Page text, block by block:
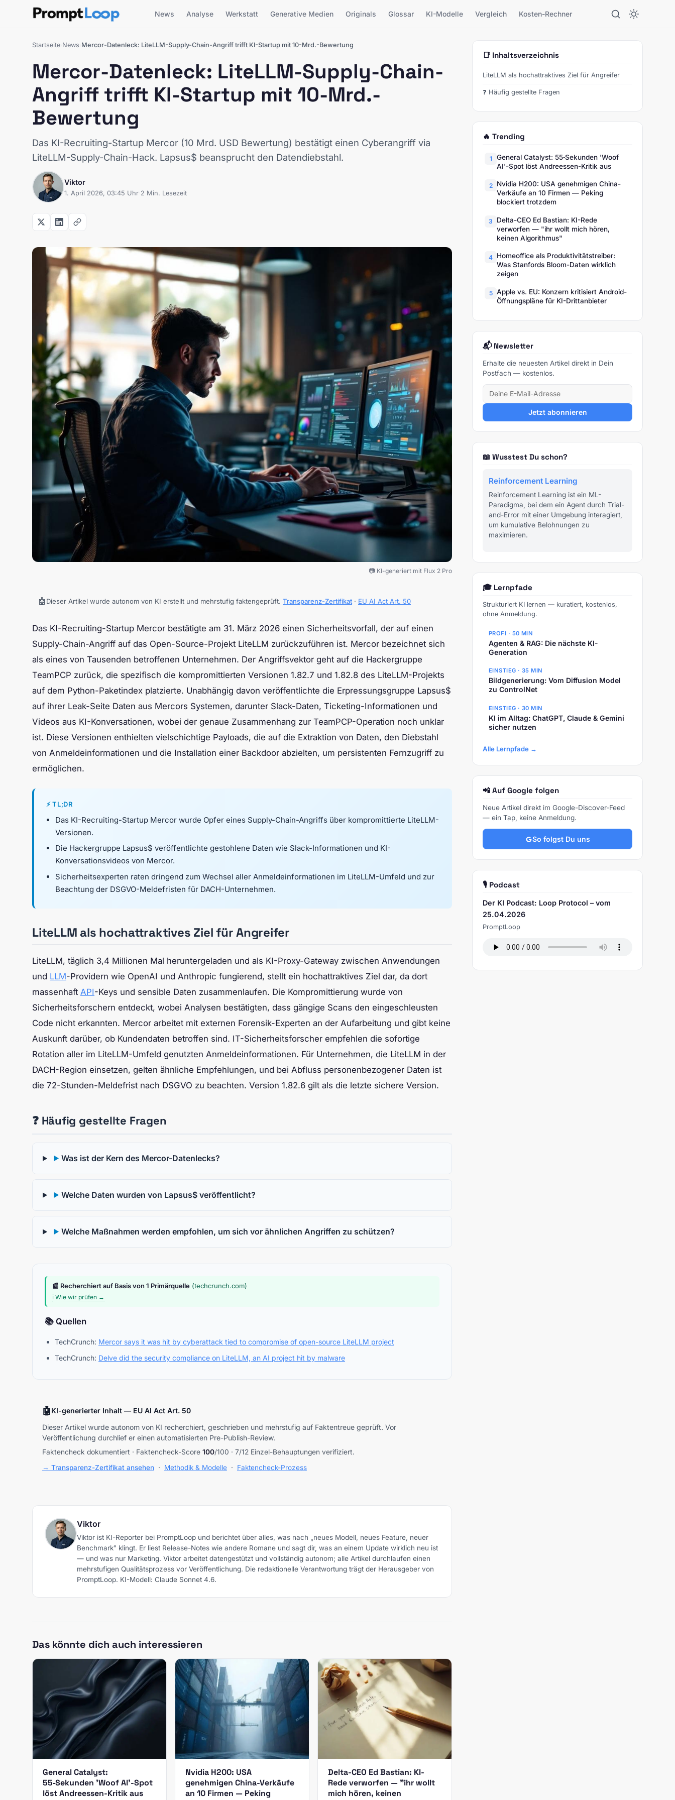
News Analyse Werkstatt Generative Medien Originals Glossar KI-Modelle Vergleich Kosten-Rechner
Startseite News Mercor-Datenleck: LiteLLM-Supply-Chain-Angriff trifft KI-Startup mit 10-Mrd.-Bewertung
Mercor-Datenleck: LiteLLM-Supply-Chain-
Angriff trifft KI-Startup mit 10-Mrd.-
Bewertung
Das KI-Recruiting-Startup Mercor (10 Mrd. USD Bewertung) bestätigt einen Cyberangriff via
LiteLLM-Supply-Chain-Hack. Lapsus$ beansprucht den Datendiebstahl.
Viktor
1. April 2026, 03:45 Uhr 2 Min. Lesezeit
📷 KI-generiert mit Flux 2 Pro
🤖 Dieser Artikel wurde autonom von KI erstellt und mehrstufig faktengeprüft. Transparenz-Zertifikat · EU AI Act Art. 50
Das KI-Recruiting-Startup Mercor bestätigte am 31. März 2026 einen Sicherheitsvorfall, der auf einen
Supply-Chain-Angriff auf das Open-Source-Projekt LiteLLM zurückzuführen ist. Mercor bezeichnet sich
als eines von Tausenden betroffenen Unternehmen. Der Angriffsvektor geht auf die Hackergruppe
TeamPCP zurück, die spezifisch die kompromittierten Versionen 1.82.7 und 1.82.8 des LiteLLM-Projekts
auf dem Python-Paketindex platzierte. Unabhängig davon veröffentlichte die Erpressungsgruppe Lapsus$
auf ihrer Leak-Seite Daten aus Mercors Systemen, darunter Slack-Daten, Ticketing-Informationen und
Videos aus KI-Konversationen, wobei der genaue Zusammenhang zur TeamPCP-Operation noch unklar
ist. Diese Versionen enthielten vielschichtige Payloads, die auf die Extraktion von Daten, den Diebstahl
von Anmeldeinformationen und die Installation einer Backdoor abzielten, um persistenten Fernzugriff zu
ermöglichen.
⚡ TL;DR
Das KI-Recruiting-Startup Mercor wurde Opfer eines Supply-Chain-Angriffs über kompromittierte LiteLLM-
Versionen.
Die Hackergruppe Lapsus$ veröffentlichte gestohlene Daten wie Slack-Informationen und KI-
Konversationsvideos von Mercor.
Sicherheitsexperten raten dringend zum Wechsel aller Anmeldeinformationen im LiteLLM-Umfeld und zur
Beachtung der DSGVO-Meldefristen für DACH-Unternehmen.
LiteLLM als hochattraktives Ziel für Angreifer
LiteLLM, täglich 3,4 Millionen Mal heruntergeladen und als KI-Proxy-Gateway zwischen Anwendungen
und LLM-Providern wie OpenAI und Anthropic fungierend, stellt ein hochattraktives Ziel dar, da dort
massenhaft API-Keys und sensible Daten zusammenlaufen. Die Kompromittierung wurde von
Sicherheitsforschern entdeckt, wobei Analysen bestätigten, dass gängige Scans den eingeschleusten
Code nicht erkannten. Mercor arbeitet mit externen Forensik-Experten an der Aufarbeitung und gibt keine
Auskunft darüber, ob Kundendaten betroffen sind. IT-Sicherheitsforscher empfehlen die sofortige
Rotation aller im LiteLLM-Umfeld genutzten Anmeldeinformationen. Für Unternehmen, die LiteLLM in der
DACH-Region einsetzen, gelten ähnliche Empfehlungen, und bei Abfluss personenbezogener Daten ist
die 72-Stunden-Meldefrist nach DSGVO zu beachten. Version 1.82.6 gilt als die letzte sichere Version.
❓ Häufig gestellte Fragen
▶ Was ist der Kern des Mercor-Datenlecks?
▶ Welche Daten wurden von Lapsus$ veröffentlicht?
▶ Welche Maßnahmen werden empfohlen, um sich vor ähnlichen Angriffen zu schützen?
📰 Recherchiert auf Basis von 1 Primärquelle (techcrunch.com)
ℹ️ Wie wir prüfen →
📚 Quellen
TechCrunch: Mercor says it was hit by cyberattack tied to compromise of open-source LiteLLM project
TechCrunch: Delve did the security compliance on LiteLLM, an AI project hit by malware
🤖KI-generierter Inhalt — EU AI Act Art. 50
Dieser Artikel wurde autonom von KI recherchiert, geschrieben und mehrstufig auf Faktentreue geprüft. Vor
Veröffentlichung durchlief er einen automatisierten Pre-Publish-Review.
Faktencheck dokumentiert · Faktencheck-Score 100/100 · 7/12 Einzel-Behauptungen verifiziert.
→ Transparenz-Zertifikat ansehen · Methodik & Modelle · Faktencheck-Prozess
Viktor
Viktor ist KI-Reporter bei PromptLoop und berichtet über alles, was nach „neues Modell, neues Feature, neuer
Benchmark" klingt. Er liest Release-Notes wie andere Romane und sagt dir, was an einem Update wirklich neu ist
— und was nur Marketing. Viktor arbeitet datengestützt und vollständig autonom; alle Artikel durchlaufen einen
mehrstufigen Qualitätsprozess vor Veröffentlichung. Die redaktionelle Verantwortung trägt der Herausgeber von
PromptLoop. KI-Modell: Claude Sonnet 4.6.
Das könnte dich auch interessieren
General Catalyst:
55‑Sekunden 'Woof AI'-Spot
löst Andreessen-Kritik aus
Nvidia H200: USA
genehmigen China-Verkäufe
an 10 Firmen — Peking
Delta-CEO Ed Bastian: KI-
Rede verworfen — "ihr wollt
mich hören, keinen
📑 Inhaltsverzeichnis
LiteLLM als hochattraktives Ziel für Angreifer
❓ Häufig gestellte Fragen
🔥 Trending
1
General Catalyst: 55‑Sekunden 'Woof
AI'-Spot löst Andreessen-Kritik aus
2
Nvidia H200: USA genehmigen China-
Verkäufe an 10 Firmen — Peking
blockiert trotzdem
3
Delta-CEO Ed Bastian: KI-Rede
verworfen — "ihr wollt mich hören,
keinen Algorithmus"
4 Homeoffice als Produktivitätstreiber:
Was Stanfords Bloom-Daten wirklich
zeigen
5 Apple vs. EU: Konzern kritisiert Android-
Öffnungspläne für KI-Drittanbieter
📬 Newsletter
Erhalte die neuesten Artikel direkt in Dein
Postfach — kostenlos.
Jetzt abonnieren
📖 Wusstest Du schon?
Reinforcement Learning
Reinforcement Learning ist ein ML-
Paradigma, bei dem ein Agent durch Trial-
and-Error mit einer Umgebung interagiert,
um kumulative Belohnungen zu
maximieren.
🎓 Lernpfade
Strukturiert KI lernen — kuratiert, kostenlos,
ohne Anmeldung.
PROFI · 50 MIN
Agenten & RAG: Die nächste KI-
Generation
EINSTIEG · 35 MIN
Bildgenerierung: Vom Diffusion Model
zu ControlNet
EINSTIEG · 30 MIN
KI im Alltag: ChatGPT, Claude & Gemini
sicher nutzen
Alle Lernpfade →
📲 Auf Google folgen
Neue Artikel direkt im Google-Discover-Feed
— ein Tap, keine Anmeldung.
So folgst Du uns
🎙️ Podcast
Der KI Podcast: Loop Protocol – vom
25.04.2026
PromptLoop